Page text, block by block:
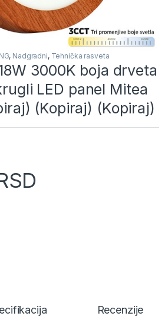
, Nadgradni, Tehnička rasveta
3000K boja drveta
LED panel Mitea
(Kopiraj) (Kopiraj)
boja drveta nadgradni okrugli LED
Recenzije